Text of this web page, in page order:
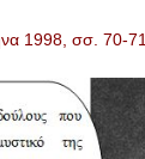
1998, σσ. 70-71.